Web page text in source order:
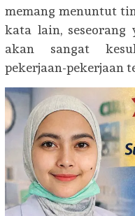
memang menuntut
kata lain,
akan sangat
pekerjaan-pekerjaan